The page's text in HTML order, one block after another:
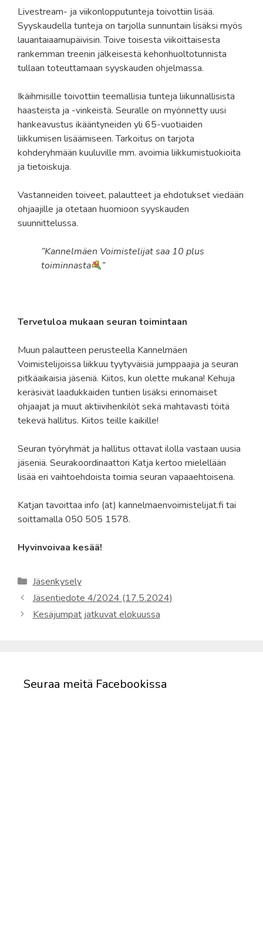
Livestream- ja viikonlopputunteja toivottiin lisää.
Syyskaudella tunteja on tarjolla sunnuntain lisäksi myös
lauantaiaamupäivisin. Toive toisesta viikoittaisesta
rankemman treenin jälkeisestä kehonhuoltotunnista
tullaan toteuttamaan syyskauden ohjelmassa.
Ikäihmisille toivottiin teemallisia tunteja liikunnallisista
haasteista ja -vinkeistä. Seuralle on myönnetty uusi
hankeavustus ikääntyneiden yli 65-vuotiaiden
liikkumisen lisäämiseen. Tarkoitus on tarjota
kohderyhmään kuuluville mm. avoimia liikkumistuokioita
ja tietoiskuja.
Vastanneiden toiveet, palautteet ja ehdotukset viedään
ohjaajille ja otetaan huomioon syyskauden
suunnittelussa.
”Kannelmäen Voimistelijat saa 10 plus
toiminnasta
”
Tervetuloa mukaan seuran toimintaan
Muun palautteen perusteella Kannelmäen
Voimistelijoissa liikkuu tyytyväisiä jumppaajia ja seuran
pitkäaikaisia jäseniä. Kiitos, kun olette mukana! Kehuja
keräsivät laadukkaiden tuntien lisäksi erinomaiset
ohjaajat ja muut aktiivihenkilöt sekä mahtavasti töitä
tekevä hallitus. Kiitos teille kaikille!
Seuran työryhmät ja hallitus ottavat ilolla vastaan uusia
jäseniä. Seurakoordinaattori Katja kertoo mielellään
lisää eri vaihtoehdoista toimia seuran vapaaehtoisena.
Katjan tavoittaa info (at) kannelmaenvoimistelijat.fi tai
soittamalla 050 505 1578.
Hyvinvoivaa kesää!
Kategoriat
Jäsenkysely
Jäsentiedote 4/2024 (17.5.2024)
Kesäjumpat jatkuvat elokuussa
Seuraa meitä Facebookissa